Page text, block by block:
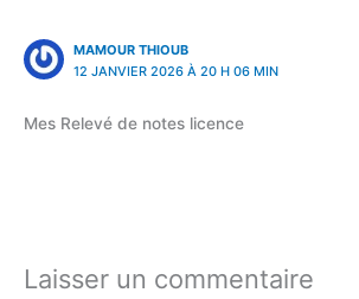
MAMOUR THIOUB
12 JANVIER 2026 À 20 H 06 MIN
Mes Relevé de notes licence
Laisser un commentaire